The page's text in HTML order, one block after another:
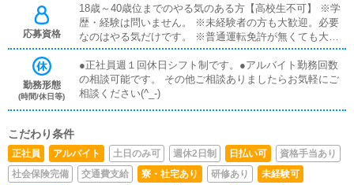
応募資格
18歳～40歳位までのやる気のある方【高校生不可】 ※学
歴・経験は問いません。 ※未経験者の方も大歓迎。必要
なのはやる気だけです。 ※普通運転免許が無くても大丈
夫 【１】店長(店舗責任者) 店舗全体の運営 【２】幹部候
補 業務内容 店長補佐、キャスト管理、受付での業務
など営業面の運営 【３】ホールスタッフ 業務内容 接客
応対、清掃、店内業務全般を行います。 ※勤務後出来る
事を増やせばステップアップ可能です。 【４】Webスタ
やかな文章の打ち込みが出来る方歓迎 【５】アルバイト
業務内容 ホールスタッフとして接客応対をお願い致しま
す。 ※誰でも出来る簡単なお仕事です。 ※大学生可/主婦
勤務形態
(時間/休日等)
●正社員週１回休日シフト制です。●アルバイト勤務回数
の相談可能です。 その他ご相談ありましたらお気軽にご
相談ください(^_-)
こだわり条件
正社員 アルバイト 土日のみ可 週休2日制 日払い可
資格手当あり
社会保険完備
交通費支給 寮・社宅あり 研修あり
未経験可